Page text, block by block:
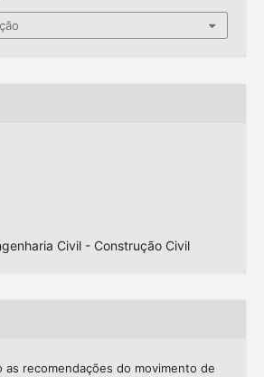
Civil - Construção Civil
as recomendações do movimento de